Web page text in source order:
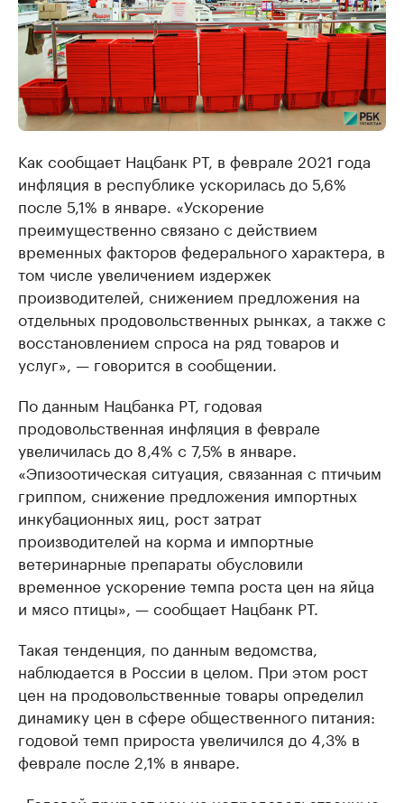
Как сообщает Нацбанк РТ, в феврале 2021 года
инфляция в республике ускорилась до 5,6%
после 5,1% в январе. «Ускорение
преимущественно связано с действием
временных факторов федерального характера, в
том числе увеличением издержек
производителей, снижением предложения на
отдельных продовольственных рынках, а также с
восстановлением спроса на ряд товаров и
услуг», — говорится в сообщении.
По данным Нацбанка РТ, годовая
продовольственная инфляция в феврале
увеличилась до 8,4% с 7,5% в январе.
«Эпизоотическая ситуация, связанная с птичьим
гриппом, снижение предложения импортных
инкубационных яиц, рост затрат
производителей на корма и импортные
ветеринарные препараты обусловили
временное ускорение темпа роста цен на яйца
и мясо птицы», — сообщает Нацбанк РТ.
Такая тенденция, по данным ведомства,
наблюдается в России в целом. При этом рост
цен на продовольственные товары определил
динамику цен в сфере общественного питания:
годовой темп прироста увеличился до 4,3% в
феврале после 2,1% в январе.